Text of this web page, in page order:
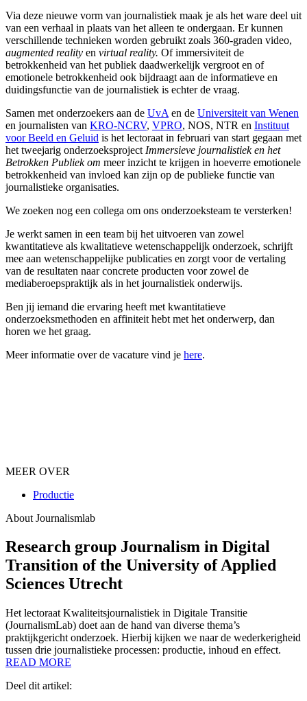
Via deze nieuwe vorm van journalistiek maak je als het ware deel uit
van een verhaal in plaats van het alleen te ondergaan. Er kunnen
verschillende technieken worden gebruikt zoals 360-graden video,
augmented reality en virtual reality. Of immersiviteit de
betrokkenheid van het publiek daadwerkelijk vergroot en of
emotionele betrokkenheid ook bijdraagt aan de informatieve en
duidingsfunctie van de journalistiek is echter de vraag.
Samen met onderzoekers aan de UvA en de Universiteit van Wenen
en journalisten van KRO-NCRV, VPRO, NOS, NTR en Instituut
voor Beeld en Geluid is het lectoraat in februari van start gegaan met
het tweejarig onderzoeksproject Immersieve journalistiek en het
Betrokken Publiekom meer inzicht te krijgen in hoeverre emotionele
betrokkenheid van invloed kan zijn op de publieke functie van
journalistieke organisaties.
We zoeken nog een collega om ons onderzoeksteam te versterken!
Je werkt samen in een team bij het uitvoeren van zowel
kwantitatieve als kwalitatieve wetenschappelijk onderzoek, schrijft
mee aan wetenschappelijke publicaties en zorgt voor de vertaling
van de resultaten naar concrete producten voor zowel de
mediaberoepspraktijk als in het journalistiek onderwijs.
Ben jij iemand die ervaring heeft met kwantitatieve
onderzoeksmethoden en affiniteit hebt met het onderwerp, dan
horen we het graag.
Meer informatie over de vacature vind je here.
MEER OVER
Productie
About Journalismlab
Research group Journalism in Digital
Transition of the University of Applied
Sciences Utrecht
Het lectoraat Kwaliteitsjournalistiek in Digitale Transitie
(JournalismLab) doet aan de hand van diverse thema’s
praktijkgericht onderzoek. Hierbij kijken we naar de wederkerigheid
tussen drie journalistieke processen: productie, inhoud en effect.
READ MORE
Deel dit artikel: